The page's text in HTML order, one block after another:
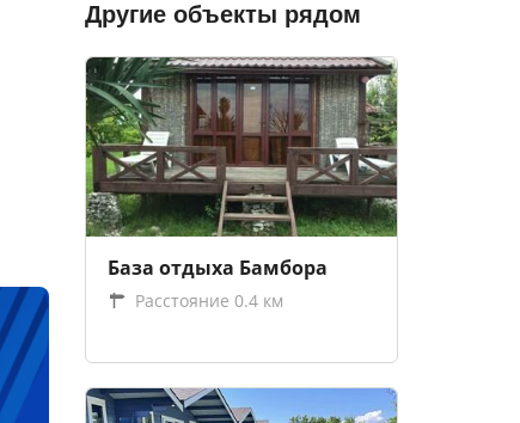
Другие объекты рядом
База отдыха Бамбора
Расстояние 0.4 км